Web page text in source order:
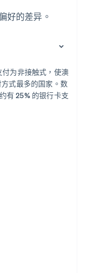
好的差异。
为非接触式，使澳
式最多的国家。数
有 25% 的银行卡支